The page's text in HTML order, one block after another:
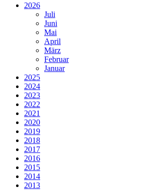
2026
Juli
Juni
Mai
April
März
Februar
Januar
2025
2024
2023
2022
2021
2020
2019
2018
2017
2016
2015
2014
2013